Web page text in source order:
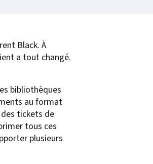
EMR Output
On Demand Webinars
Support
Black. À
a tout changé.
bibliothèques
au format
tickets de
tous ces
plusieurs